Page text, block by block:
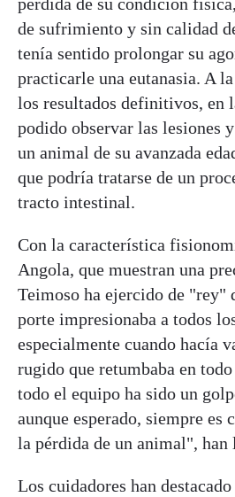
de sufrimiento y sin calidad
tenía sentido prolongar su
practicarle una eutanasia. A
los resultados definitivos, en
podido observar las lesiones
un animal de su avanzada
que podría tratarse de un
tracto intestinal.
Con la característica
Angola, que muestran una
Teimoso ha ejercido de "rey"
porte impresionaba a todos
especialmente cuando hacía
rugido que retumbaba en
todo el equipo ha sido un
aunque esperado, siempre es
la pérdida de un animal", han
Los cuidadores han